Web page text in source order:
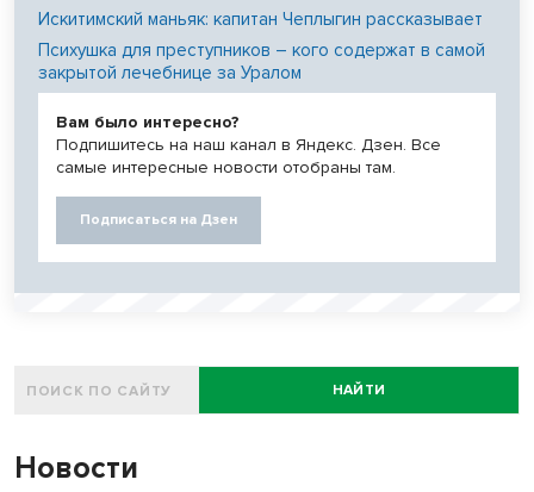
Искитимский маньяк: капитан Чеплыгин рассказывает
Психушка для преступников – кого содержат в самой
закрытой лечебнице за Уралом
Вам было интересно?
Подпишитесь на наш канал в Яндекс. Дзен. Все
самые интересные новости отобраны там.
Подписаться на Дзен
НАЙТИ
Новости